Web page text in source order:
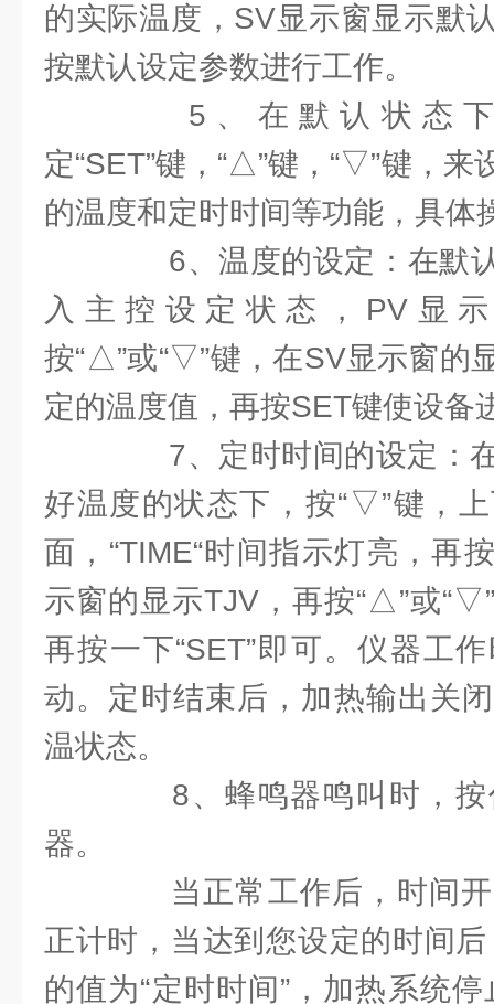
的实际温度，SV显示窗显示默
按默认设定参数进行工作。
5、在默认状态下
定“SET”键，“△”键，“▽”键，
的温度和定时时间等功能，具体
6、温度的设定：在默认
入主控设定状态，PV显
按“△”或“▽”键，在SV显示窗的
定的温度值，再按SET键使设备
7、定时时间的设定：在
好温度的状态下，按“▽”键，
面，“TIME“时间指示灯亮，再
示窗的显示TJV，再按“△”或
再按一下“SET”即可。仪器工
动。定时结束后，加热输出关
温状态。
8、蜂鸣器鸣叫时，按
器。
当正常工作后，时间开
正计时，当达到您设定的时间
的值为“定时时间”，加热系统